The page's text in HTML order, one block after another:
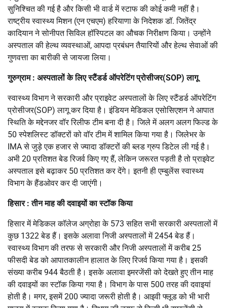
सुनिश्चित की गई है और किसी भी वार्ड में स्टाफ की कोई कमी नहीं है।
राष्ट्रीय स्वास्थ्य मिशन (एन एचएम) हरियाणा के निदेशक डॉ. जितेंद्र
कादियान ने सोनीपत सिविल हॉस्पिटल का औचक निरीक्षण किया। उन्होंने
अस्पताल की हेल्थ व्यवस्थाओं, आपदा प्रबंधन तैयारियों और हेल्थ सेवाओं की
गुणवत्ता का बारीकी से जायजा लिया।
गुरुग्राम : अस्पतालों के लिए स्टैंडर्ड ऑपरेटिंग प्रोसीजर(SOP) लागू
स्वास्थ्य विभाग ने सरकारी और प्राइवेट अस्पतालों के लिए स्टैंडर्ड ऑपरेटिंग
प्रोसीजर(SOP) लागू कर दिया है। इंडियन मेडिकल एसोसिएशन ने आपात
स्थिति के मद्देनजर वॉर रिलीफ टीम बना दी है। जिले में अलग अलग फिल्ड के
50 स्पेशलिस्ट डॉक्टरों को वॉर टीम में शामिल किया गया है। जिलेभर के
IMA से जुड़े एक हजार से ज्यादा डॉक्टरों की ब्लड ग्रुप डिटेल ली गई है।
अभी 20 प्रतिशत बेड रिजर्व किए गए हैं, लेकिन जरूरत पड़ती है तो प्राइवेट
अस्पताल इसे बढ़ाकर 50 प्रतिशत कर देंगे। इतनी ही एम्बुलेंस स्वास्थ्य
विभाग के हैंडओवर कर दी जाएंगी।
हिसार : तीन माह की दवाइयों का स्टॉक किया
हिसार में मेडिकल कॉलेज अग्रोहा के 573 सहित सभी सरकारी अस्पतालों में
कुछ 1322 बेड हैं। इसके अलावा निजी अस्पतालों में 2454 बेड हैं।
स्वास्थ्य विभाग की तरफ से सरकारी और निजी अस्पतालों में करीब 25
फीसदी बेड को आपातकालीन हालात के लिए रिजर्व किया गया है। इसकी
संख्या करीब 944 बैठती है। इसके अलावा इमरजेंसी को देखते हुए तीन माह
की दवाइयों का स्टॉक किया गया है। विभाग के पास 500 तरह की दवाइयां
होती है। मगर, इसमें 200 ज्यादा जरूरी होती है। आइवी फ्लूड को भी भारी